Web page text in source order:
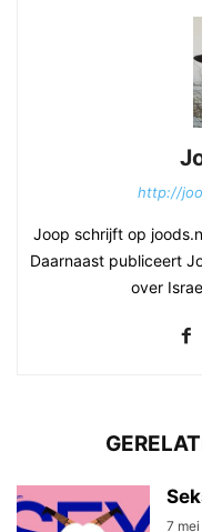
http://
Joop schrijft op
Daarnaast publiceert
over
7